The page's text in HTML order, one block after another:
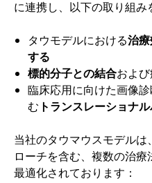
に連携し、以下の取り組み
タウモデルにおける治
する
標的分子との結合およ
臨床応用に向けた画像
む トランスレーショナ
当社のタウマウスモデル
ローチを含む、複数の治療
最適化されております：